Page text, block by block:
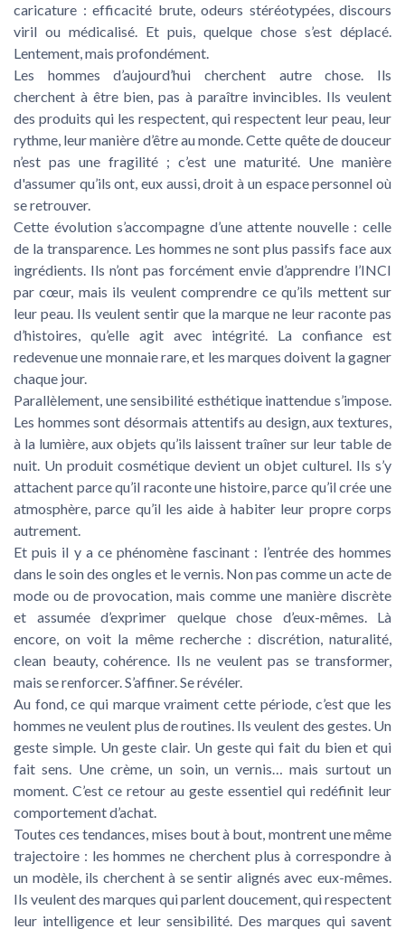
caricature : efficacité brute, odeurs stéréotypées, discours
viril ou médicalisé. Et puis, quelque chose s’est déplacé.
Lentement, mais profondément.
Les hommes d’aujourd’hui cherchent autre chose. Ils
cherchent à être bien, pas à paraître invincibles. Ils veulent
des produits qui les respectent, qui respectent leur peau, leur
rythme, leur manière d’être au monde. Cette quête de douceur
n’est pas une fragilité ; c’est une maturité. Une manière
d'assumer qu’ils ont, eux aussi, droit à un espace personnel où
se retrouver.
Cette évolution s’accompagne d’une attente nouvelle : celle
de la transparence. Les hommes ne sont plus passifs face aux
ingrédients. Ils n’ont pas forcément envie d’apprendre l’INCI
par cœur, mais ils veulent comprendre ce qu’ils mettent sur
leur peau. Ils veulent sentir que la marque ne leur raconte pas
d’histoires, qu’elle agit avec intégrité. La confiance est
redevenue une monnaie rare, et les marques doivent la gagner
chaque jour.
Parallèlement, une sensibilité esthétique inattendue s’impose.
Les hommes sont désormais attentifs au design, aux textures,
à la lumière, aux objets qu’ils laissent traîner sur leur table de
nuit. Un produit cosmétique devient un objet culturel. Ils s’y
attachent parce qu’il raconte une histoire, parce qu’il crée une
atmosphère, parce qu’il les aide à habiter leur propre corps
autrement.
Et puis il y a ce phénomène fascinant : l’entrée des hommes
dans le soin des ongles et le vernis. Non pas comme un acte de
mode ou de provocation, mais comme une manière discrète
et assumée d’exprimer quelque chose d’eux-mêmes. Là
encore, on voit la même recherche : discrétion, naturalité,
clean beauty, cohérence. Ils ne veulent pas se transformer,
mais se renforcer. S’affiner. Se révéler.
Au fond, ce qui marque vraiment cette période, c’est que les
hommes ne veulent plus de routines. Ils veulent des gestes. Un
geste simple. Un geste clair. Un geste qui fait du bien et qui
fait sens. Une crème, un soin, un vernis… mais surtout un
moment. C’est ce retour au geste essentiel qui redéfinit leur
comportement d’achat.
Toutes ces tendances, mises bout à bout, montrent une même
trajectoire : les hommes ne cherchent plus à correspondre à
un modèle, ils cherchent à se sentir alignés avec eux-mêmes.
Ils veulent des marques qui parlent doucement, qui respectent
leur intelligence et leur sensibilité. Des marques qui savent